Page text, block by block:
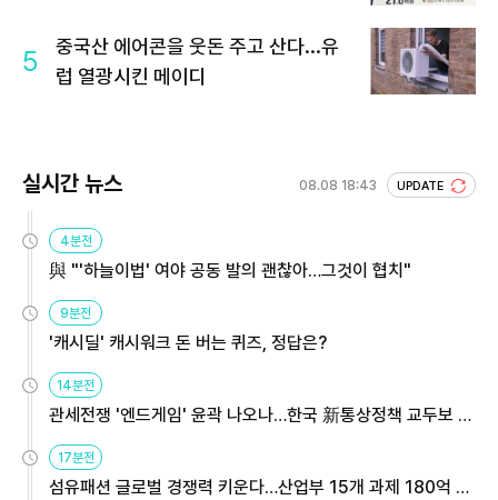
5
중국산 에어콘을 웃돈 주고 산다...유
럽 열광시킨 메이디
실시간 뉴스 08.08 18:43 UPDATE
4분전
與 "'하늘이법' 여야 공동 발의 괜찮아…그것이 협치"
9분전
'캐시딜' 캐시워크 돈 버는 퀴즈, 정답은?
14분전
관세전쟁 '엔드게임' 윤곽 나오나…한국 新통상정책 교두보 활
용해야
17분전
섬유패션 글로벌 경쟁력 키운다…산업부 15개 과제 180억 지